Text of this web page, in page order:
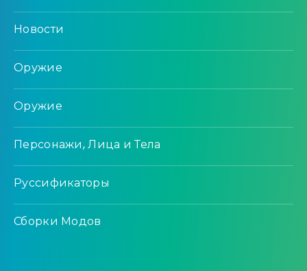
Новости
Оружие
Оружие
Персонажи, Лица и Тела
Руссификаторы
Сборки Модов